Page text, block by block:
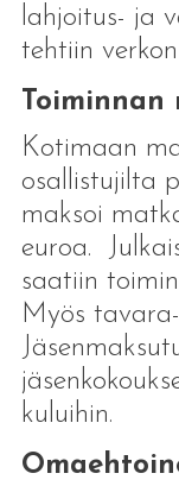
lahjoitus- ja
tehtiin
Kotimaan
osallistujilta
maksoi
euroa.
saatiin
Myös
kuluihin.